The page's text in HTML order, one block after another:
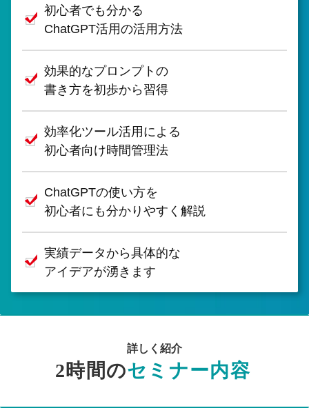
初心者でも分かる
ChatGPT活用の活用方法
効果的なプロンプトの
書き方を初歩から習得
効率化ツール活用による
初心者向け時間管理法
ChatGPTの使い方を
初心者にも分かりやすく解説
実績データから具体的な
アイデアが湧きます
詳しく紹介
2時間のセミナー内容